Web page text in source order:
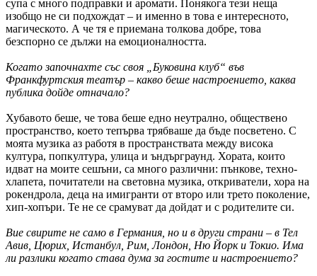
супа с много подправки и аромати. Понякога тези неща
изобщо не си подхождат – и именно в това е интересното,
магическото. А че тя е приемана толкова добре, това
безспорно се дължи на емоционалността.
Когато започнахте със своя „Буковина клуб“ във
Франкфуртския театър – какво беше настроението, каква
публика дойде отначало?
Хубавото беше, че това беше едно неутрално, обществено
пространство, което тепърва трябваше да бъде посветено. С
моята музика аз работя в пространствата между висока
култура, попкултура, улица и ъндърграунд. Хората, които
идват на моите сешъни, са много различни: пънкове, техно-
хлапета, почитатели на световна музика, откриватели, хора на
рокендрола, деца на имигранти от второ или трето поколение,
хип-хопъри. Те не се срамуват да дойдат и с родителите си.
Вие свирите не само в Германия, но и в други страни – в Тел
Авив, Цюрих, Истанбул, Рим, Лондон, Ню Йорк и Токио. Има
ли разлики когато става дума за гостите и настроението?